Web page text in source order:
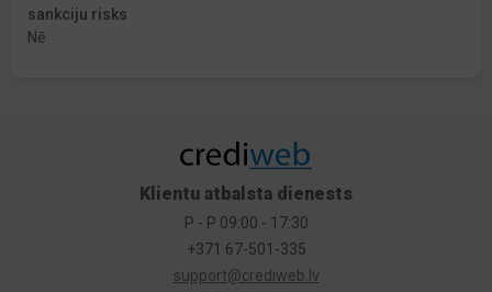
sankciju risks
Nē
Klientu atbalsta dienests
P - P 09:00 - 17:30
+371 67-501-335
support@crediweb.lv